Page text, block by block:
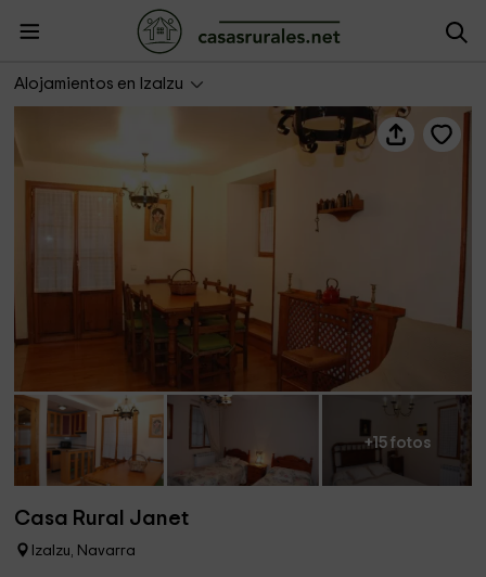
Alojamientos en Izalzu
+15 fotos
Casa Rural Janet
Izalzu, Navarra